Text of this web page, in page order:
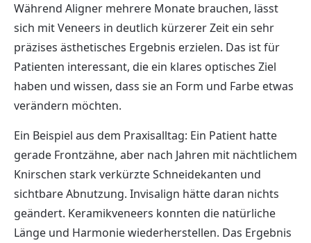
Während Aligner mehrere Monate brauchen, lässt
sich mit Veneers in deutlich kürzerer Zeit ein sehr
präzises ästhetisches Ergebnis erzielen. Das ist für
Patienten interessant, die ein klares optisches Ziel
haben und wissen, dass sie an Form und Farbe etwas
verändern möchten.
Ein Beispiel aus dem Praxisalltag: Ein Patient hatte
gerade Frontzähne, aber nach Jahren mit nächtlichem
Knirschen stark verkürzte Schneidekanten und
sichtbare Abnutzung. Invisalign hätte daran nichts
geändert. Keramikveneers konnten die natürliche
Länge und Harmonie wiederherstellen. Das Ergebnis